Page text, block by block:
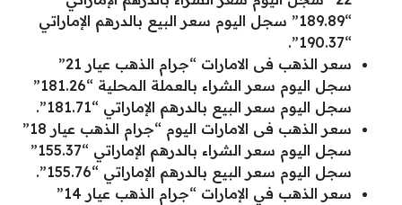
“189.89” سجل اليوم سعر البيع بالدرهم الإماراتي
“190.37”.
سعر الذهب فى الامارات “جرام الذهب عيار 21”
سجل اليوم سعر الشراء بالعملة المحلية “181.26”
سجل اليوم سعر البيع بالدرهم الإماراتي “181.71”.
سعر الذهب فى الامارات اليوم “جرام الذهب عيار 18”
سجل اليوم سعر الشراء بالدرهم الإماراتي “155.37”
سجل اليوم سعر البيع بالدرهم الإماراتي “155.76”.
سعر الذهب في الإمارات “جرام الذهب عيار 14”